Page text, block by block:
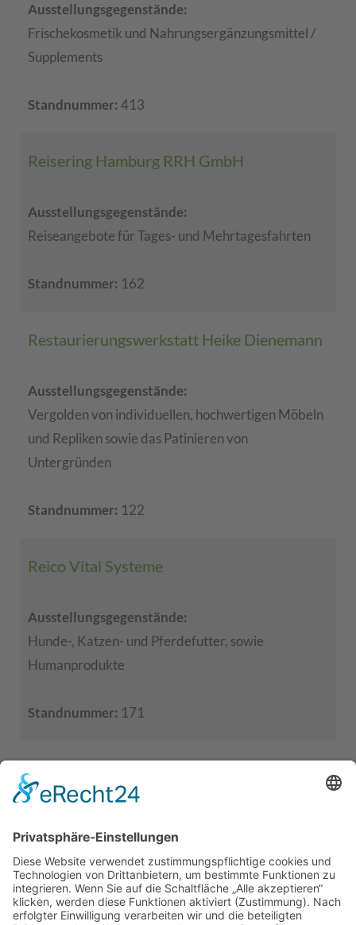
Ausstellungsgegenstände:
Frischekosmetik und Nahrungsergänzungsmittel /
Supplements
Standnummer:413
Reisering Hamburg RRH GmbH
Ausstellungsgegenstände:
Reiseangebote für Tages- und Mehrtagesfahrten
Standnummer: 162
Restaurierungswerkstatt Heike Dienemann
Ausstellungsgegenstände:
Vergolden von individuellen, hochwertigen Möbeln
und Repliken sowie das Patinieren von
Untergründen
Standnummer: 122
Reico Vital Systeme
Ausstellungsgegenstände:
Hunde-, Katzen- und Pferdefutter, sowie
Humanprodukte
Standnummer: 171
RBS Elektrotechnik GmbH
Photovoltaik
Standnummer:157